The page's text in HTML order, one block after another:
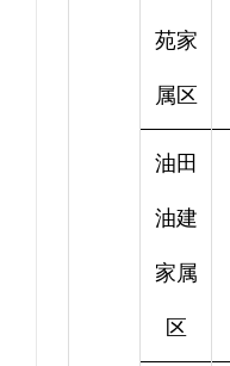
苑家
属区
油田
油建
家属
区